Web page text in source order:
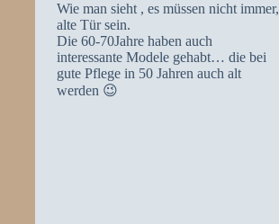
Wie man sieht , es müssen nicht immer,
alte Tür sein.
Die 60-70Jahre haben auch
interessante Modele gehabt… die bei
gute Pflege in 50 Jahren auch alt
werden 😉